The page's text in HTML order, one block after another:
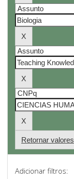
Retornar valores
Adicionar filtros: